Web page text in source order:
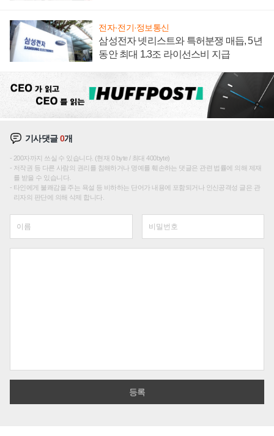
전자·전기·정보통신
삼성전자 넷리스트와 특허분쟁 매듭, 5년
동안 최대 1.3조 라이선스비 지급
기사댓글0개
200자까지 쓰실 수 있습니다. (현재 0 byte / 최대 400byte)
저작권 등 다른 사람의 권리를 침해하거나 명예를 훼손하는 댓글은 관련 법률에 의해 제재
를 받을 수 있습니다.
타인에게 불쾌감을 주는 욕설 등 비하하는 단어가 내용에 포함되거나 인신공격성 글은 관
리자의 판단에 의해 삭제 합니다.